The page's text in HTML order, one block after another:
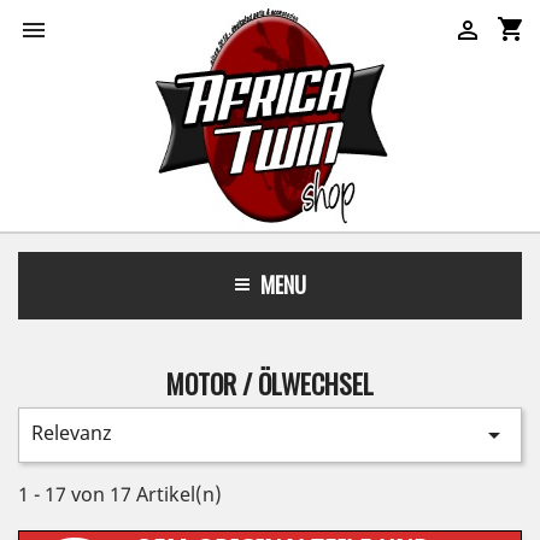
 shopping_cart

MENU
MOTOR / ÖLWECHSEL
Relevanz 
1 - 17 von 17 Artikel(n)